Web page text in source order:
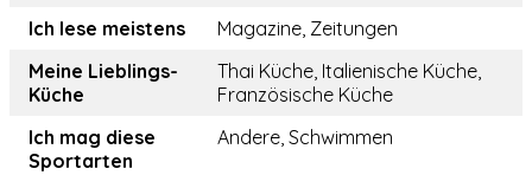
Ich lese meistens
Magazine, Zeitungen
Meine Lieblings-
Küche
Thai Küche, Italienische Küche,
Französische Küche
Ich mag diese
Sportarten
Andere, Schwimmen